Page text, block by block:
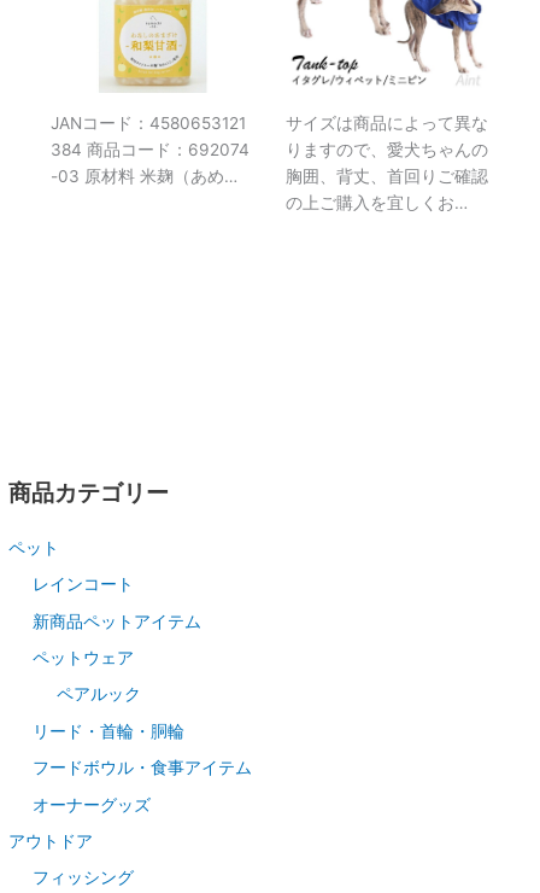
商品カテゴリー
ペット
レインコート
新商品ペットアイテム
ペットウェア
ペアルック
リード・首輪・胴輪
フードボウル・食事アイテム
オーナーグッズ
アウトドア
フィッシング
JANコード：4580653121
384 商品コード：692074
-03 原材料 米麹（あめ…
サイズは商品によって異な
りますので、愛犬ちゃんの
胸囲、背丈、首回りご確認
の上ご購入を宜しくお…